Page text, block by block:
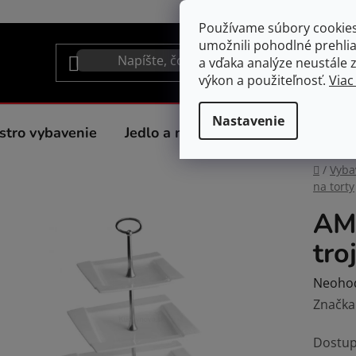
Používame súbory
umožnili pohodlné
a vďaka analýze neustále
výkon a použiteľnosť.
Nastavenie
vybavenie Jedlo a nápoje Spotrebiče do
Domov
/
na torty
je